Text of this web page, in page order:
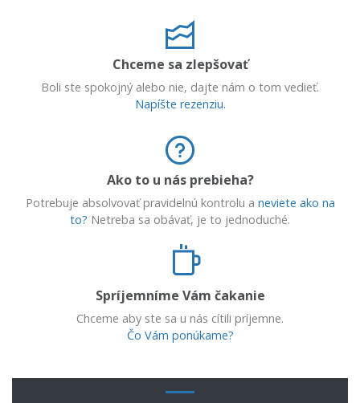
Chceme sa zlepšovať
Boli ste spokojný alebo nie, dajte nám o tom vedieť.
Napíšte rezenziu.
Ako to u nás prebieha?
Potrebuje absolvovať pravidelnú kontrolu a neviete ako na
to? Netreba sa obávať, je to jednoduché.
Spríjemníme Vám čakanie
Chceme aby ste sa u nás cítili príjemne.
Čo Vám ponúkame?